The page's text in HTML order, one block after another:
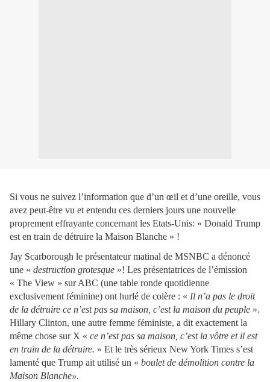
Si vous ne suivez l’information que d’un œil et d’une oreille, vous
avez peut-être vu et entendu ces derniers jours une nouvelle
proprement effrayante concernant les Etats-Unis: « Donald Trump
est en train de détruire la Maison Blanche » !
Jay Scarborough le présentateur matinal de MSNBC a dénoncé
une « destruction grotesque »! Les présentatrices de l’émission
« The View » sur ABC (une table ronde quotidienne
exclusivement féminine) ont hurlé de colère : « Il n’a pas le droit
de la détruire ce n’est pas sa maison, c’est la maison du peuple ».
Hillary Clinton, une autre femme féministe, a dit exactement la
même chose sur X « ce n’est pas sa maison, c’est la vôtre et il est
en train de la détruire. » Et le très sérieux New York Times s’est
lamenté que Trump ait utilisé un « boulet de démolition contre la
Maison Blanche».